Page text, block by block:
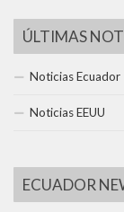
ÚLTIMAS
Noticias Ecuador
Noticias EEUU
ECUADOR